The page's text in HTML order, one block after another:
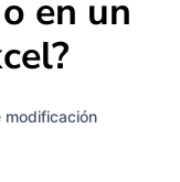
en un
modificación